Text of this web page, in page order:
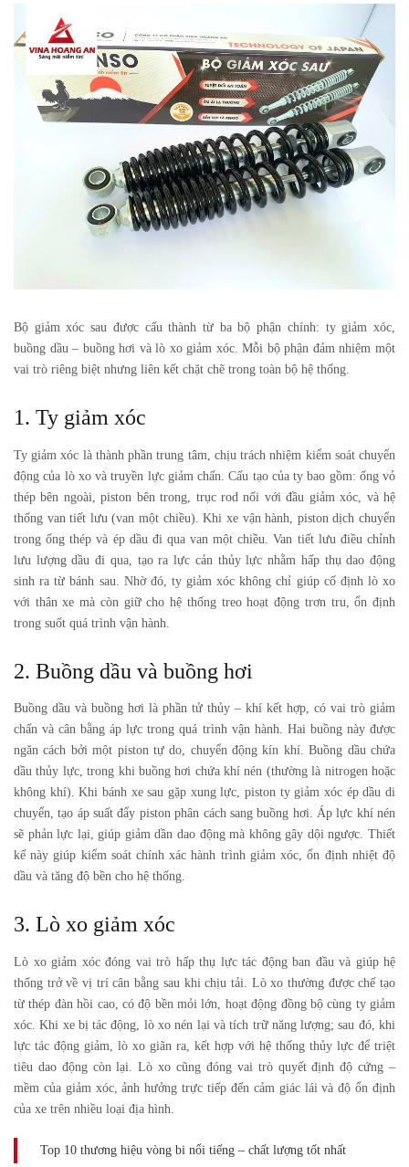
Bộ giảm xóc sau được cấu thành từ ba bộ phận chính: ty giảm xóc,
buồng dầu – buồng hơi và lò xo giảm xóc. Mỗi bộ phận đảm nhiệm một
vai trò riêng biệt nhưng liên kết chặt chẽ trong toàn bộ hệ thống.
1. Ty giảm xóc
Ty giảm xóc là thành phần trung tâm, chịu trách nhiệm kiểm soát chuyển
động của lò xo và truyền lực giảm chấn. Cấu tạo của ty bao gồm: ống vỏ
thép bên ngoài, piston bên trong, trục rod nối với đầu giảm xóc, và hệ
thống van tiết lưu (van một chiều). Khi xe vận hành, piston dịch chuyển
trong ống thép và ép dầu đi qua van một chiều. Van tiết lưu điều chỉnh
lưu lượng dầu đi qua, tạo ra lực cản thủy lực nhằm hấp thụ dao động
sinh ra từ bánh sau. Nhờ đó, ty giảm xóc không chỉ giúp cố định lò xo
với thân xe mà còn giữ cho hệ thống treo hoạt động trơn tru, ổn định
trong suốt quá trình vận hành.
2. Buồng dầu và buồng hơi
Buồng dầu và buồng hơi là phần tử thủy – khí kết hợp, có vai trò giảm
chấn và cân bằng áp lực trong quá trình vận hành. Hai buồng này được
ngăn cách bởi một piston tự do, chuyển động kín khí. Buồng dầu chứa
dầu thủy lực, trong khi buồng hơi chứa khí nén (thường là nitrogen hoặc
không khí). Khi bánh xe sau gặp xung lực, piston ty giảm xóc ép dầu di
chuyển, tạo áp suất đẩy piston phân cách sang buồng hơi. Áp lực khí nén
sẽ phản lực lại, giúp giảm dần dao động mà không gây dội ngược. Thiết
kế này giúp kiểm soát chính xác hành trình giảm xóc, ổn định nhiệt độ
dầu và tăng độ bền cho hệ thống.
3. Lò xo giảm xóc
Lò xo giảm xóc đóng vai trò hấp thụ lực tác động ban đầu và giúp hệ
thống trở về vị trí cân bằng sau khi chịu tải. Lò xo thường được chế tạo
từ thép đàn hồi cao, có độ bền mỏi lớn, hoạt động đồng bộ cùng ty giảm
xóc. Khi xe bị tác động, lò xo nén lại và tích trữ năng lượng; sau đó, khi
lực tác động giảm, lò xo giãn ra, kết hợp với hệ thống thủy lực để triệt
tiêu dao động còn lại. Lò xo cũng đóng vai trò quyết định độ cứng –
mềm của giảm xóc, ảnh hưởng trực tiếp đến cảm giác lái và độ ổn định
của xe trên nhiều loại địa hình.
Top 10 thương hiệu vòng bi nổi tiếng – chất lượng tốt nhất